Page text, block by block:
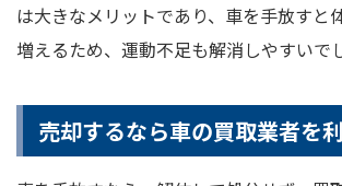
は大きなメリットであり、車を手放すと
増えるため、運動不足も解消しやすいで
売却するなら車の買取業者を